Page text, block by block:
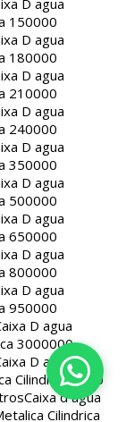
D agua
150000
D agua
180000
D agua
210000
D agua
240000
D agua
350000
D agua
500000
D agua
650000
D agua
800000
D agua
950000
D agua
3000000
D agua
Cilindrica 2000
Caixa d agua
Cilindrica